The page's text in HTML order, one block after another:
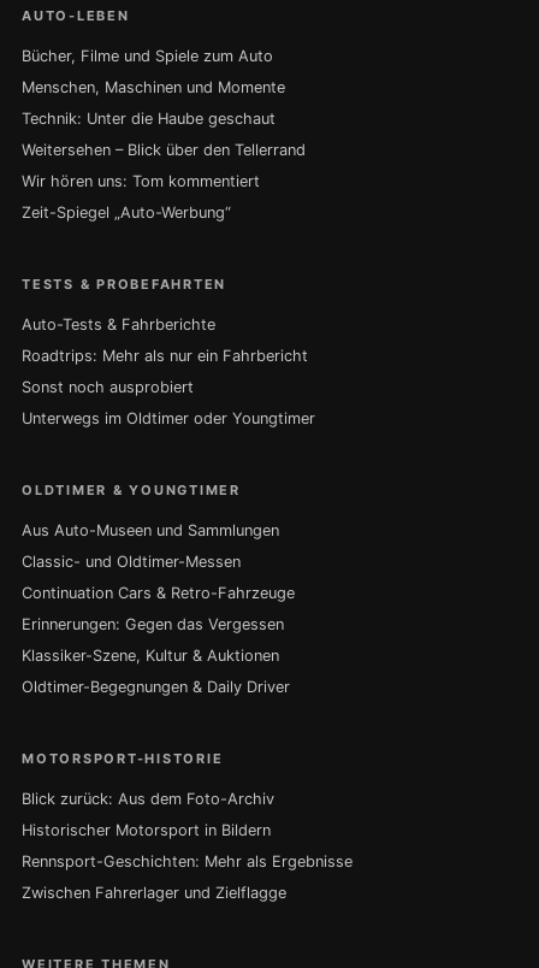
AUTO-LEBEN
Bücher, Filme und Spiele zum Auto
Menschen, Maschinen und Momente
Technik: Unter die Haube geschaut
Weitersehen – Blick über den Tellerrand
Wir hören uns: Tom kommentiert
Zeit-Spiegel „Auto-Werbung“
TESTS & PROBEFAHRTEN
Auto-Tests & Fahrberichte
Roadtrips: Mehr als nur ein Fahrbericht
Sonst noch ausprobiert
Unterwegs im Oldtimer oder Youngtimer
OLDTIMER & YOUNGTIMER
Aus Auto-Museen und Sammlungen
Classic- und Oldtimer-Messen
Continuation Cars & Retro-Fahrzeuge
Erinnerungen: Gegen das Vergessen
Klassiker-Szene, Kultur & Auktionen
Oldtimer-Begegnungen & Daily Driver
MOTORSPORT-HISTORIE
Blick zurück: Aus dem Foto-Archiv
Historischer Motorsport in Bildern
Rennsport-Geschichten: Mehr als Ergebnisse
Zwischen Fahrerlager und Zielflagge
WEITERE THEMEN